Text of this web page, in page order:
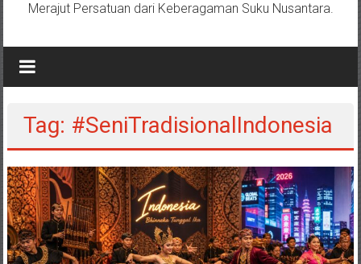
Merajut Persatuan dari Keberagaman Suku Nusantara.
Tag: #SeniTradisionalIndonesia